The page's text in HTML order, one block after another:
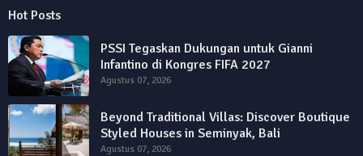
Hot Posts
PSSI Tegaskan Dukungan untuk Gianni
Infantino di Kongres FIFA 2027
Agustus 07, 2026
Beyond Traditional Villas: Discover Boutique
Styled Houses in Seminyak, Bali
Agustus 07, 2026